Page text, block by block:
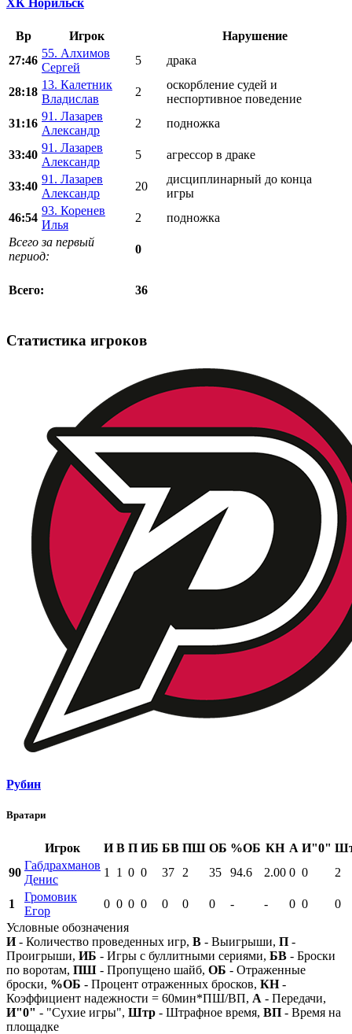
Вр Игрок
Нарушение
27:46
55. Алхимов
Сергей
5 драка
28:18
13. Калетник
Владислав
2
оскорбление судей и
неспортивное поведение
31:16
91. Лазарев
Александр
2 подножка
33:40
91. Лазарев
Александр
5 агрессор в драке
33:40
91. Лазарев
Александр
20
дисциплинарный до конца
игры
46:54
93. Коренев
Илья
2
подножка
Всего за первый
период:
0
Всего: 36
Статистика игроков
Рубин
Вратари
Игрок И В П ИБ БВ ПШ ОБ %ОБ КН А И"0"
90
Габдрахманов
Денис
1 1 0 0 37 2 35 94.6 2.00 0 0 2
1
Громовик
Егор
0 0 0 0 0 0 0 - - 0 0
0
Условные обозначения
И- Количество проведенных игр, В - Выигрыши, П -
Проигрыши, ИБ - Игры с буллитными сериями, БВ - Броски
по воротам, ПШ - Пропущено шайб, ОБ - Отраженные
броски, %ОБ - Процент отраженных бросков, КН-
Коэффициент надежности = 60мин*ПШ/ВП, А - Передачи,
И"0" - "Сухие игры", Штр - Штрафное время, ВП - Время на
площадке